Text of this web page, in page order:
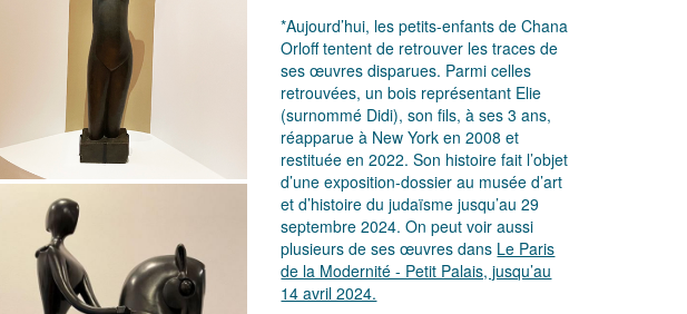
*Aujourd’hui, les petits-enfants de Chana
Orloff tentent de retrouver les traces de
ses œuvres disparues. Parmi celles
retrouvées, un bois représentant Elie
(surnommé Didi), son fils, à ses 3 ans,
réapparue à New York en 2008 et
restituée en 2022. Son histoire fait l’objet
d’une exposition-dossier au musée d’art
et d’histoire du judaïsme jusqu’au 29
septembre 2024. On peut voir aussi
plusieurs de ses œuvres dans Le Paris
de la Modernité - Petit Palais, jusqu’au
14 avril 2024.